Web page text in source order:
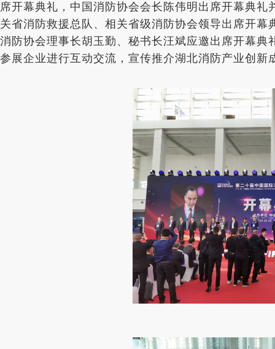
席开幕典礼，中国消防协会会长陈伟明出席开幕典
关省消防救援总队、相关省级消防协会领导出席开
消防协会理事长胡玉勤、秘书长汪斌应邀出席开幕
参展企业进行互动交流，宣传推介湖北消防产业创新